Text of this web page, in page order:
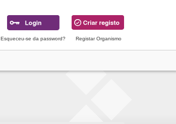
Esqueceu-se da password? Registar Organismo